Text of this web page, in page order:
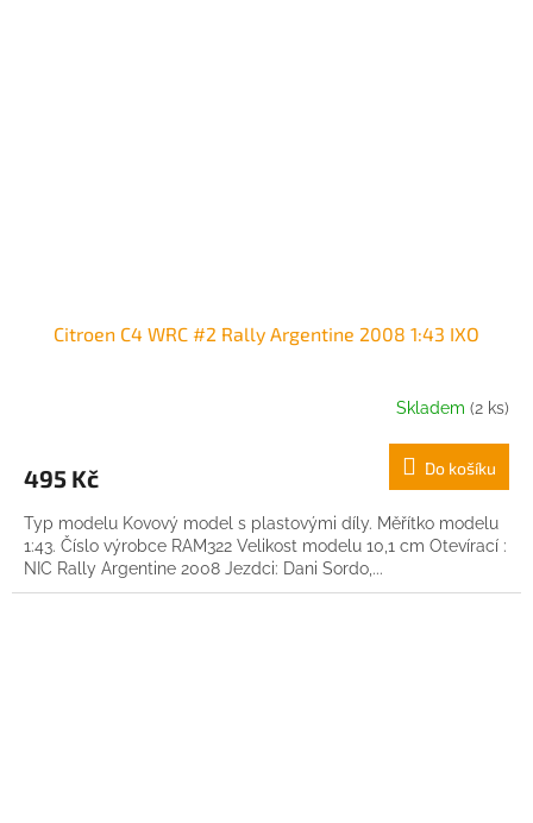
Citroen C4 WRC #2 Rally Argentine 2008 1:43 IXO
Skladem (2 ks)
495 Kč Do košíku
Typ modelu Kovový model s plastovými díly. Měřítko modelu
1:43. Číslo výrobce RAM322 Velikost modelu 10,1 cm Otevírací :
NIC Rally Argentine 2008 Jezdci: Dani Sordo,...